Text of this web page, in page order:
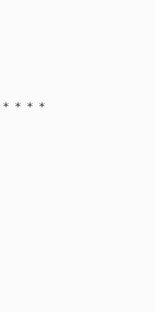
＊＊＊